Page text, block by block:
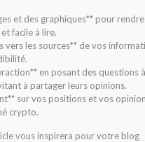
et des graphiques** pour
facile à lire.
vers les sources** de vos
en posant des questions
à partager leurs opinions.
sur vos positions et vos
crypto.
vous inspirera pour votre blog